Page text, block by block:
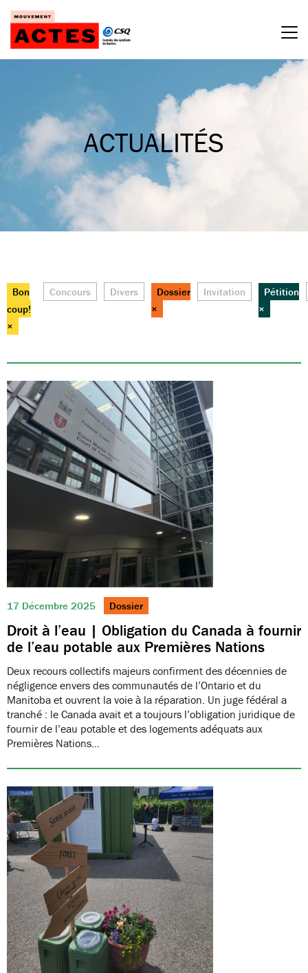
Passer
contenu
ACTUALITÉS
17 Décembre 2025 Dossier
Droit à l’eau | Obligation du Canada à fournir
de l’eau potable aux Premières Nations
Deux recours collectifs majeurs confirment des décennies de
négligence envers des communautés de l’Ontario et du
Manitoba et ouvrent la voie à la réparation. Un juge fédéral a
tranché : le Canada avait et a toujours l’obligation juridique de
fournir de l’eau potable et des logements adéquats aux
Premières Nations…
Bon
coup!
×
Concours Divers
Dossier
×
Invitation
Pétition
×